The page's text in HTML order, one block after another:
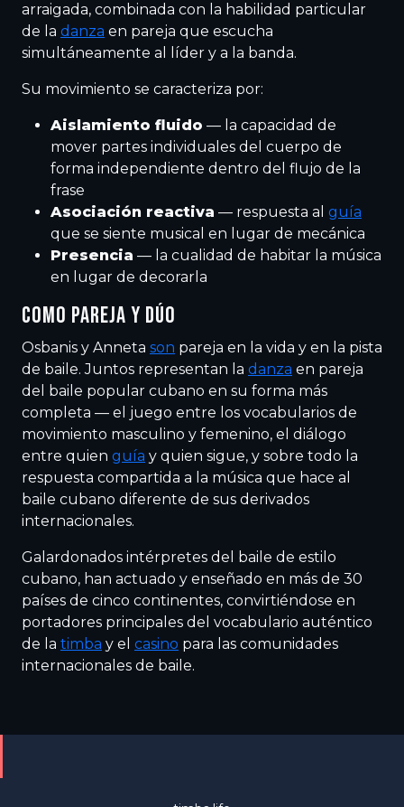
arraigada, combinada con la habilidad particular
de la danza en pareja que escucha
simultáneamente al líder y a la banda.
Su movimiento se caracteriza por:
Aislamiento fluido — la capacidad de
mover partes individuales del cuerpo de
forma independiente dentro del flujo de la
frase
Asociación reactiva — respuesta al guía
que se siente musical en lugar de mecánica
Presencia — la cualidad de habitar la música
en lugar de decorarla
COMO PAREJA Y DÚO
Osbanis y Anneta son pareja en la vida y en la pista
de baile. Juntos representan la danza en pareja
del baile popular cubano en su forma más
completa — el juego entre los vocabularios de
movimiento masculino y femenino, el diálogo
entre quien guía y quien sigue, y sobre todo la
respuesta compartida a la música que hace al
baile cubano diferente de sus derivados
internacionales.
Galardonados intérpretes del baile de estilo
cubano, han actuado y enseñado en más de 30
países de cinco continentes, convirtiéndose en
portadores principales del vocabulario auténtico
de la timba y el casino para las comunidades
internacionales de baile.